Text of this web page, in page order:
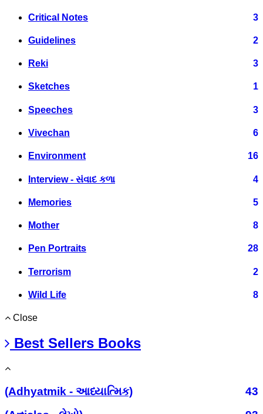
Critical Notes 3
Guidelines 2
Reki 3
Sketches 1
Speeches 3
Vivechan 6
Environment 16
Interview - સંવાદ કળા 4
Memories 5
Mother 8
Pen Portraits 28
Terrorism 2
Wild Life 8
Close
Best Sellers Books
(Adhyatmik - આધ્યાત્મિક)
43